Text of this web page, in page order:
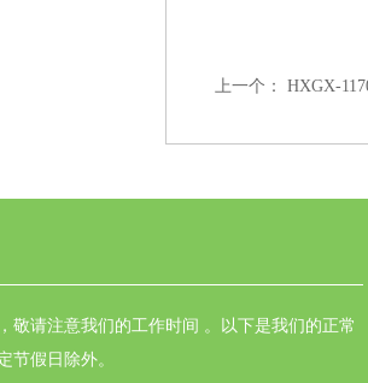
上一个： HXGX-
敬请注意我们的工作时间 。以下是我们的正常
节假日除外。